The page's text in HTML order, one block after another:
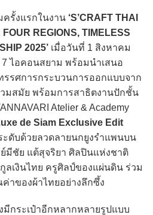
งแรกในงาน ‘S’CRAFT THAI
REGIONS, TIMELESS
2025’ เมื่อวันที่ 1 สิงหาคม
ไอคอนสยาม พร้อมนำเสนอ
รศการกระบวนการออกแบบจาก
มสมัย พร้อมการสาธิตงานปักชั้น
Atelier & Academy
de Siam Exclusive Edit
ะดับด้วยลวดลายนกยูงรำแพนบน
มีชัย แต้สุจริยา ศิลปินแห่งชาติ
ลเงินไทย ครูศิลป์ของแผ่นดิน ร่วม
าของผ้าไทยอย่างลึกซึ้ง
ระเป๋าอีกหลากหลายรูปแบบ